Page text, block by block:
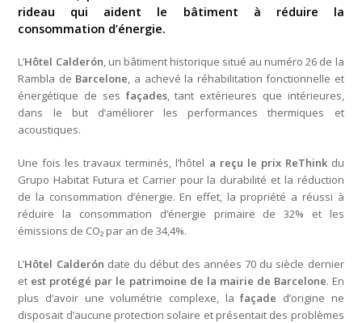
rideau qui aident le bâtiment à réduire la
consommation d’énergie.
L’Hôtel Calderón, un bâtiment historique situé au numéro 26 de la
Rambla de Barcelone, a achevé la réhabilitation fonctionnelle et
énergétique de ses façades, tant extérieures que intérieures,
dans le but d’améliorer les performances thermiques et
acoustiques.
Une fois les travaux terminés, l’hôtel a reçu le prix ReThinkdu
Grupo Habitat Futura et Carrier pour la durabilité et la réduction
de la consommation d’énergie. En effet, la propriété a réussi à
réduire la consommation d’énergie primaire de 32% et les
émissions de CO₂ par an de 34,4%.
L’Hôtel Calderón date du début des années 70 du siècle dernier
et est protégé par le patrimoine de la mairie de Barcelone. En
plus d’avoir une volumétrie complexe, lafaçade d’origine ne
disposait d’aucune protection solaire et présentait des problèmes